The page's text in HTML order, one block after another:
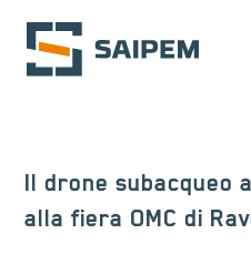
Salta al contenuto principale
Il drone subacqueo
alla fiera OMC di